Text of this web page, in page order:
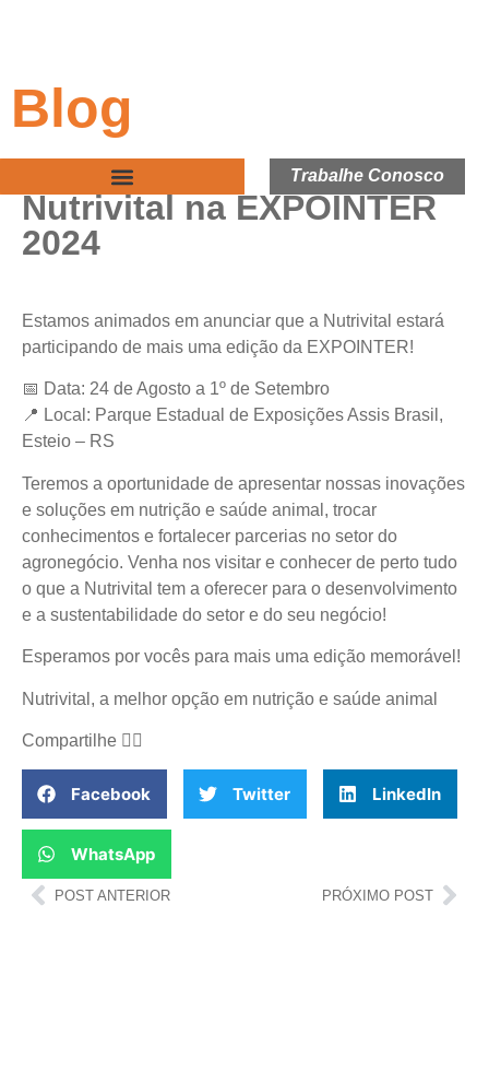
Trabalhe Conosco
Blog
Nutrivital na EXPOINTER
2024
Estamos animados em anunciar que a Nutrivital estará
participando de mais uma edição da EXPOINTER!
📅 Data: 24 de Agosto a 1º de Setembro
📍 Local: Parque Estadual de Exposições Assis Brasil,
Esteio – RS
Teremos a oportunidade de apresentar nossas inovações
e soluções em nutrição e saúde animal, trocar
conhecimentos e fortalecer parcerias no setor do
agronegócio. Venha nos visitar e conhecer de perto tudo
o que a Nutrivital tem a oferecer para o desenvolvimento
e a sustentabilidade do setor e do seu negócio!
Esperamos por vocês para mais uma edição memorável!
Nutrivital, a melhor opção em nutrição e saúde animal
Compartilhe 👇🏻
Facebook Twitter LinkedIn
WhatsApp
POST ANTERIOR PRÓXIMO POST